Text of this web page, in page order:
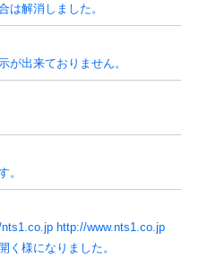
は解消しました。
が出来ておりません。
。
http://www.nts1.co.jp
く様になりました。